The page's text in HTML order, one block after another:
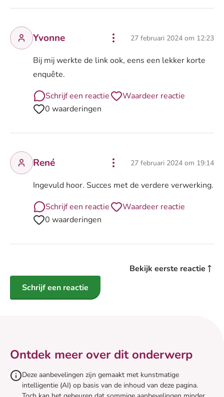
Yvonne 27 februari 2024 om 12:23
Bij mij werkte de link ook, eens een lekker korte
enquête.
Schrijf een reactie
Waardeer reactie
0 waarderingen
René 27 februari 2024 om 19:14
Ingevuld hoor. Succes met de verdere verwerking.
Schrijf een reactie
Waardeer reactie
0 waarderingen
Bekijk eerste reactie
Schrijf een reactie
Ontdek meer over dit onderwerp
Deze aanbevelingen zijn gemaakt met kunstmatige
intelligentie (AI) op basis van de inhoud van deze pagina.